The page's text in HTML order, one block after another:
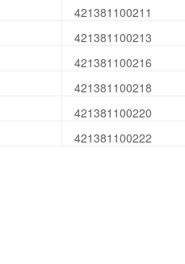
421381100211
421381100213
421381100216
421381100218
421381100220
421381100222